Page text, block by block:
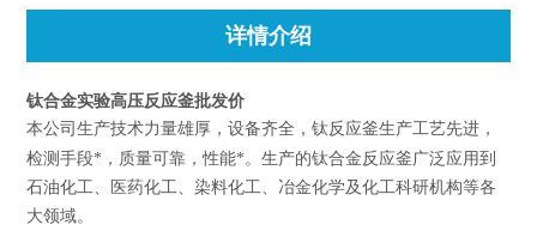
详情介绍
钛合金实验高压反应釜批发价
本公司生产技术力量雄厚，设备齐全，钛反应釜生产工艺先进，
检测手段*，质量可靠，性能*。生产的钛合金反应釜广泛应用到
石油化工、医药化工、染料化工、冶金化学及化工科研机构等各
大领域。